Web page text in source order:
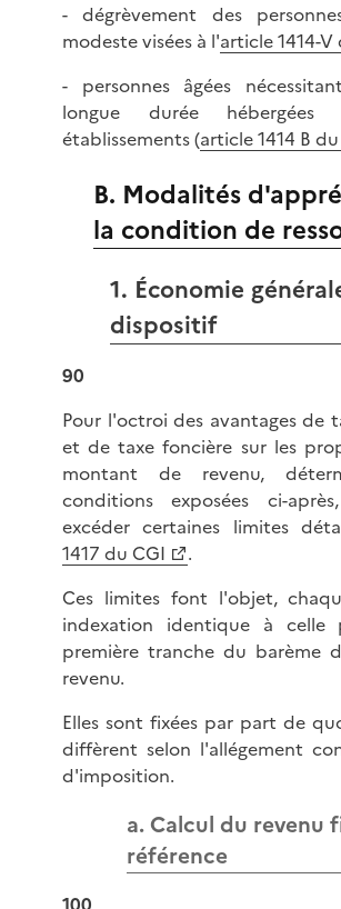
- dégrèvement des
modeste visées à l'article 1414-V
- personnes âgées
longue durée hébergées
établissements (article 1414 B
B. Modalités
la condition de
1. Économie
dispositif
90
Pour l'octroi des avantages de
et de taxe foncière sur les
montant de revenu,
conditions exposées ci-
excéder certaines limites
1417 du CGI
.
Ces limites font l'objet,
indexation identique à celle
première tranche du barème
revenu.
Elles sont fixées par part de
diffèrent selon l'allégement
d'imposition.
a. Calcul du revenu
référence